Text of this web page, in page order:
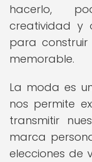
hacerlo,
creatividad y
para
memorable.
La moda es
nos permite
transmitir
marca
elecciones de